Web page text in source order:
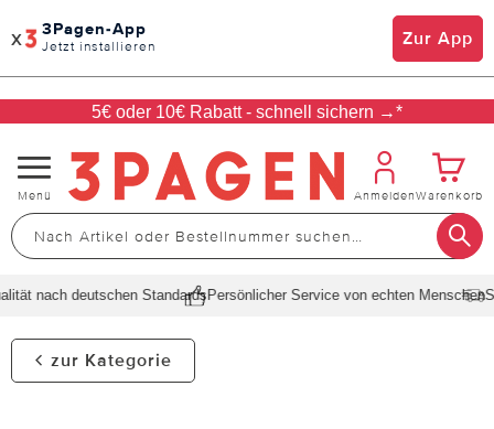
x 3Pagen-App
Jetzt installieren Zur App
5€ oder 10€ Rabatt - schnell sichern →*
Navigation
umschalten
Menü AnmeldenWarenkorb
nach deutschen StandardsPersönlicher Service von echten Menschen
zur Kategorie